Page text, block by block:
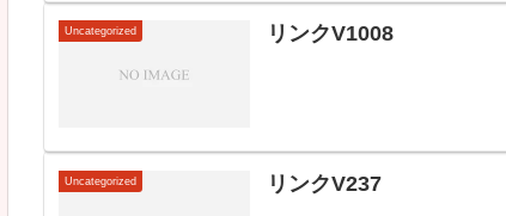
Uncategorized リンクV1008
Uncategorized リンクV237